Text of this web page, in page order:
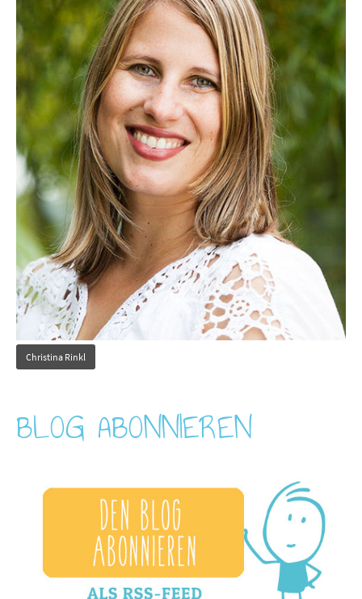
Christina Rinkl
BLOG ABONNIEREN